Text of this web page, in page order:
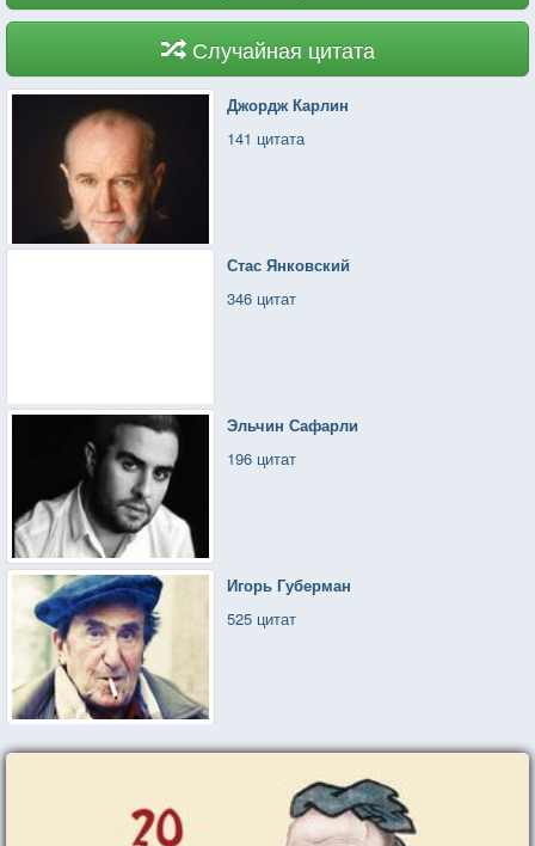
Случайная цитата
Джордж Карлин
141 цитата
Стас Янковский
346 цитат
Эльчин Сафарли
196 цитат
Игорь Губерман
525 цитат